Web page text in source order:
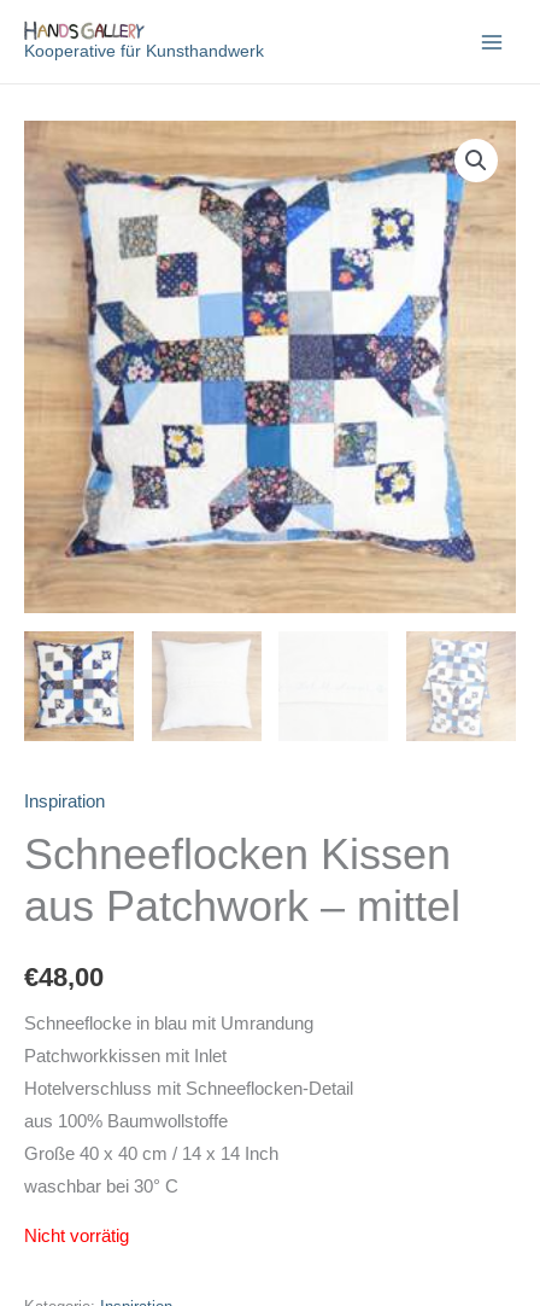
InhaltKooperative für Kunsthandwerk
Inspiration
Schneeflocken Kissen
aus Patchwork – mittel
€48,00
Schneeflocke in blau mit Umrandung
Patchworkkissen mit Inlet
Hotelverschluss mit Schneeflocken-Detail
aus 100% Baumwollstoffe
Große 40 x 40 cm / 14 x 14 Inch
waschbar bei 30° C
Nicht vorrätig